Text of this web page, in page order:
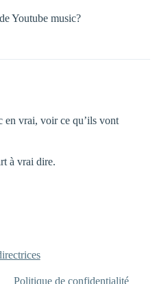
Youtube music?
en vrai, voir ce qu’ils vont
à vrai dire.
Politique de confidentialité